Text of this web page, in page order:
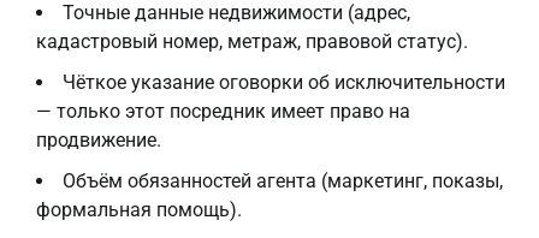
Точные данные недвижимости (адрес,
кадастровый номер, метраж, правовой статус).
Чёткое указание оговорки об исключительности
— только этот посредник имеет право на
продвижение.
Объём обязанностей агента (маркетинг, показы,
формальная помощь).